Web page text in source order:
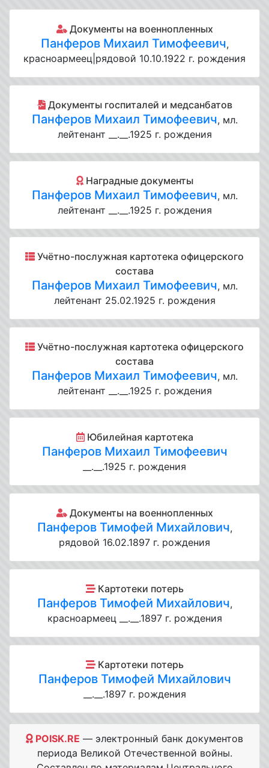
Документы на военнопленных
Панферов Михаил Тимофеевич,
красноармеец|рядовой 10.10.1922 г. рождения
Документы госпиталей и медсанбатов
Панферов Михаил Тимофеевич, мл.
лейтенант __.__.1925 г. рождения
Наградные документы
Панферов Михаил Тимофеевич, мл.
лейтенант __.__.1925 г. рождения
Учётно-послужная картотека офицерского
состава
Панферов Михаил Тимофеевич, мл.
лейтенант 25.02.1925 г. рождения
Учётно-послужная картотека офицерского
состава
Панферов Михаил Тимофеевич, мл.
лейтенант __.__.1925 г. рождения
Юбилейная картотека
Панферов Михаил Тимофеевич
__.__.1925 г. рождения
Документы на военнопленных
Панферов Тимофей Михайлович,
рядовой 16.02.1897 г. рождения
Картотеки потерь
Панферов Тимофей Михайлович,
красноармеец __.__.1897 г. рождения
Картотеки потерь
Панферов Тимофей Михайлович
__.__.1897 г. рождения
POISK.RE — электронный банк документов
периода Великой Отечественной войны.